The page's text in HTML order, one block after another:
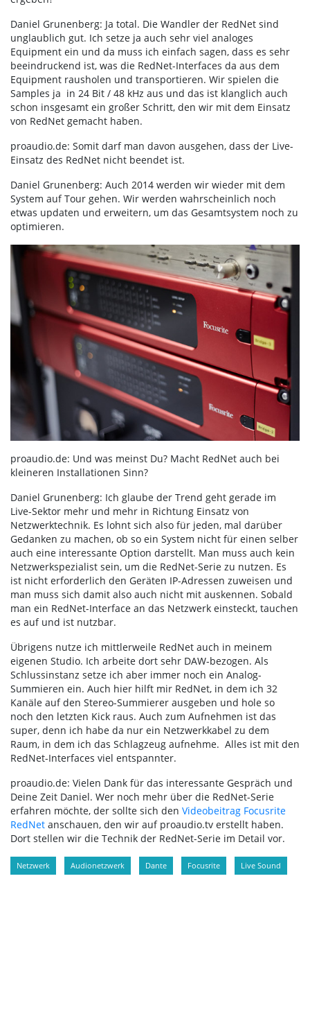
Daniel Grunenberg: Ja total. Die Wandler der RedNet sind
unglaublich gut. Ich setze ja auch sehr viel analoges
Equipment ein und da muss ich einfach sagen, dass es sehr
beeindruckend ist, was die RedNet-Interfaces da aus dem
Equipment rausholen und transportieren. Wir spielen die
Samples ja in 24 Bit / 48 kHz aus und das ist klanglich auch
schon insgesamt ein großer Schritt, den wir mit dem Einsatz
von RedNet gemacht haben.
proaudio.de: Somit darf man davon ausgehen, dass der Live-
Einsatz des RedNet nicht beendet ist.
Daniel Grunenberg: Auch 2014 werden wir wieder mit dem
System auf Tour gehen. Wir werden wahrscheinlich noch
etwas updaten und erweitern, um das Gesamtsystem noch zu
optimieren.
proaudio.de: Und was meinst Du? Macht RedNet auch bei
kleineren Installationen Sinn?
Daniel Grunenberg: Ich glaube der Trend geht gerade im
Live-Sektor mehr und mehr in Richtung Einsatz von
Netzwerktechnik. Es lohnt sich also für jeden, mal darüber
Gedanken zu machen, ob so ein System nicht für einen selber
auch eine interessante Option darstellt. Man muss auch kein
Netzwerkspezialist sein, um die RedNet-Serie zu nutzen. Es
ist nicht erforderlich den Geräten IP-Adressen zuweisen und
man muss sich damit also auch nicht mit auskennen. Sobald
man ein RedNet-Interface an das Netzwerk einsteckt, tauchen
es auf und ist nutzbar.
Übrigens nutze ich mittlerweile RedNet auch in meinem
eigenen Studio. Ich arbeite dort sehr DAW-bezogen. Als
Schlussinstanz setze ich aber immer noch ein Analog-
Summieren ein. Auch hier hilft mir RedNet, in dem ich 32
Kanäle auf den Stereo-Summierer ausgeben und hole so
noch den letzten Kick raus. Auch zum Aufnehmen ist das
super, denn ich habe da nur ein Netzwerkkabel zu dem
Raum, in dem ich das Schlagzeug aufnehme. Alles ist mit den
RedNet-Interfaces viel entspannter.
proaudio.de: Vielen Dank für das interessante Gespräch und
Deine Zeit Daniel. Wer noch mehr über die RedNet-Serie
erfahren möchte, der sollte sich den Videobeitrag Focusrite
RedNet anschauen, den wir auf proaudio.tv erstellt haben.
Dort stellen wir die Technik der RedNet-Serie im Detail vor.
Netzwerk Audionetzwerk Dante Focusrite Live Sound